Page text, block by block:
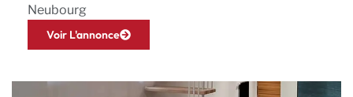
Neubourg
Voir L'annonce